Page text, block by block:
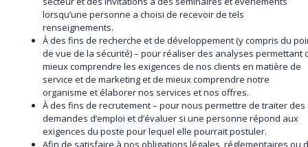
lorsqu’une personne a choisi de recevoir de tels
renseignements.
À des fins de recherche et de développement (y compris du
de vue de la sécurité) – pour réaliser des analyses permettant
mieux comprendre les exigences de nos clients en matière de
service et de marketing et de mieux comprendre notre
organisme et élaborer nos services et nos offres.
À des fins de recrutement – pour nous permettre de traiter des
demandes d’emploi et d’évaluer si une personne répond aux
exigences du poste pour lequel elle pourrait postuler.
Afin de satisfaire à nos obligations légales, réglementaires ou